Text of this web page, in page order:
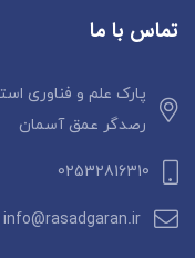
تماس با ما
پارک علم و فناوری
رصدگر عمق آسمان
02532816310
info@rasadgaran.ir